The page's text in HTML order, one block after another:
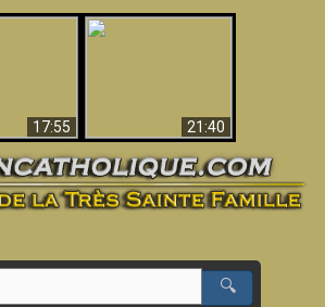
17:55
21:40
🔍